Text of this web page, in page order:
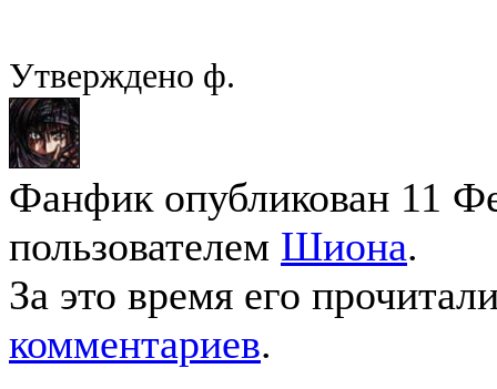
Утверждено ф.
Фанфик опубликован 11
пользователем Шиона.
За это время его
комментариев.